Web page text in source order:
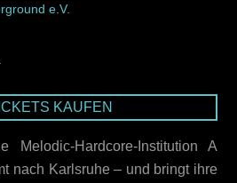
e.V.
KAUFEN
Melodic-Hardcore-Institution A
nach Karlsruhe – und bringt ihre